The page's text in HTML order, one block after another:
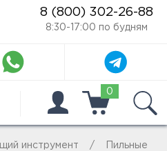
8 (800) 302-26-88
8:30-17:00 по будням
0
инструмент
Пильные